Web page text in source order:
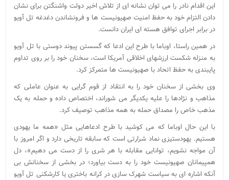
این اقدام نادر را می توان نشانه ای از تلاش اخیر دولت واشنگتن برای نشان
دادن التزام خود به حفظ امنیت صهیونیست ها و فرونشاندن دغدغه تل آویو
در برابر اجرای توافق هسته ای ایران دانست.
در همین راستا، اوباما با طرح این ادعا که گسستن پیوند دوستی با تل آویو
به منزله شکست ارزشهای اخلاقی آمریکا است، سخنان خود را بر روی تداوم
پایبندی به حفظ اتحاد با صهیونیست ها متمرکز کرد.
وی بخشی از سخنان خود را به انتقاد از قوم گرایی به عنوان عاملی که
مذاهب و نژادها را علیه یکدیگر می شوراند، اختصاص داده و حمله به یک
مذهب خاص را مصداق حمله به همه مذاهب توصیف کرد.
با این حال اوباما که می کوشید با طرح ادعاهایی مثل «همه ما یهودی
هستیم. یهودستیزی نماد شرارتی است که سابقه تاریخی دارد و اگر امروز با
آن مواجه نشویم، توانایی مقابله با هر شری را از دست می دهیم»، دل
همپیمانان صهیونیست خود را به دست بیاورد؛ در بخشی از سخنانش بی
آنکه اشاره ای به سیاست شهرک سازی در کرانه باختری یا کارشکنی تل آویو